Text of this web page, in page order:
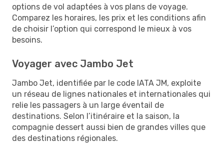
options de vol adaptées à vos plans de voyage.
Comparez les horaires, les prix et les conditions afin
de choisir l’option qui correspond le mieux à vos
besoins.
Voyager avec Jambo Jet
Jambo Jet, identifiée par le code IATA JM, exploite
un réseau de lignes nationales et internationales qui
relie les passagers à un large éventail de
destinations. Selon l’itinéraire et la saison, la
compagnie dessert aussi bien de grandes villes que
des destinations régionales.